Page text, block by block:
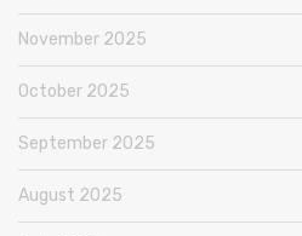
November 2025
October 2025
September 2025
August 2025